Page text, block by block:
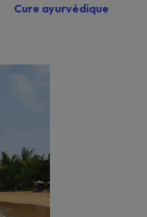
Cure ayurvédique